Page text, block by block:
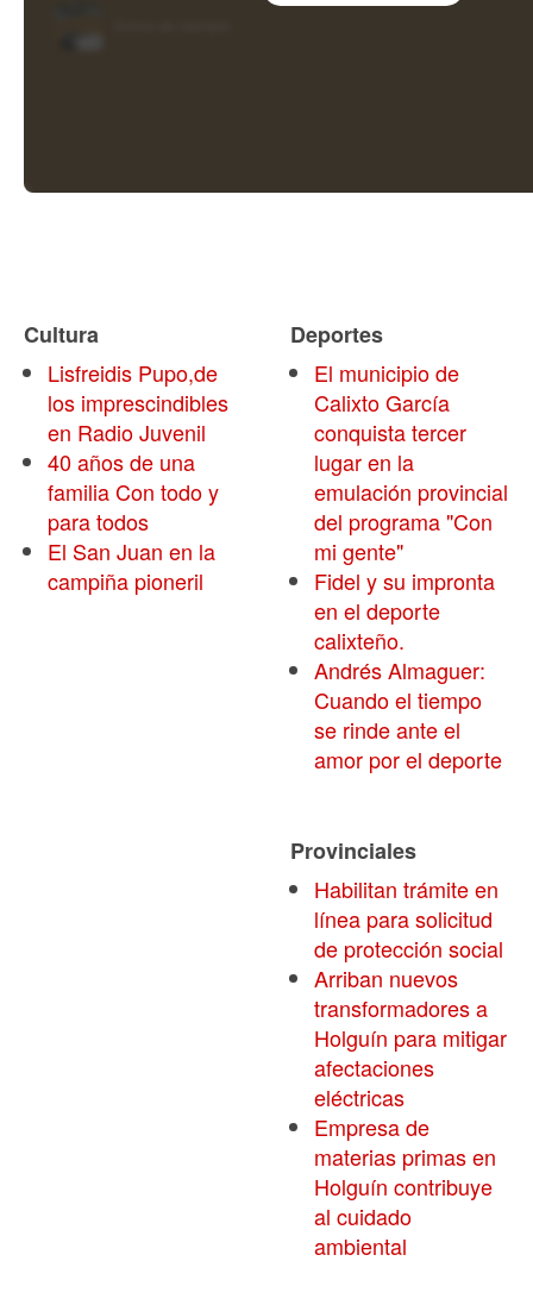
Cultura
Lisfreidis Pupo,de
los imprescindibles
en Radio Juvenil
40 años de una
familia Con todo y
para todos
El San Juan en la
campiña pioneril
Deportes
El municipio de
Calixto García
conquista tercer
lugar en la
emulación provincial
del programa "Con
mi gente"
Fidel y su impronta
en el deporte
calixteño.
Andrés Almaguer:
Cuando el tiempo
se rinde ante el
amor por el deporte
Provinciales
Habilitan trámite en
línea para solicitud
de protección social
Arriban nuevos
transformadores a
Holguín para mitigar
afectaciones
eléctricas
Empresa de
materias primas en
Holguín contribuye
al cuidado
ambiental